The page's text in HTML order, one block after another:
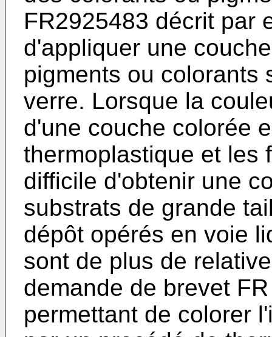
FR2925483 décrit par
d'appliquer une
pigments ou colorants
verre. Lorsque la
d'une couche colorée
thermoplastique et les
difficile d'obtenir une
substrats de grande
dépôt opérés en voie
sont de plus de
demande de brevet
permettant de colorer